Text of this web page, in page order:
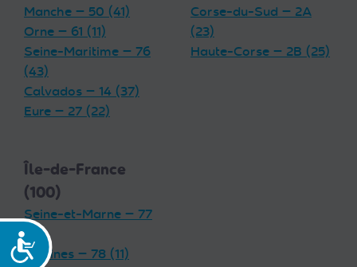
Accessibilité
Manche — 50 (41)
Orne — 61 (11)
Seine-Maritime — 76
(43)
Calvados — 14 (37)
Eure — 27 (22)
Corse-du-Sud — 2A
(23)
Haute-Corse — 2B (25)
Île-de-France
(100)
Seine-et-Marne — 77
(19)
Yvelines — 78 (11)